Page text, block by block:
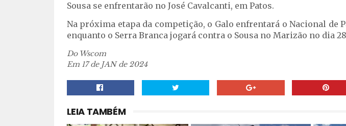
Sousa se enfrentarão no José Cavalcanti, em Patos.
Na próxima etapa da competição, o Galo enfrentará o Nacional de
enquanto o Serra Branca jogará contra o Sousa no Marizão no dia
Do Wscom
Em 17 de JAN de 2024
LEIA TAMBÉM